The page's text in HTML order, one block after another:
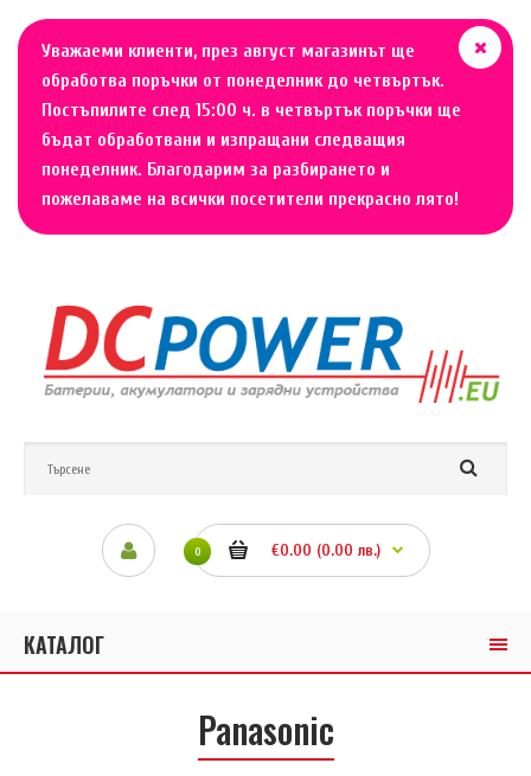
Уважаеми клиенти, през август магазинът ще
обработва поръчки от понеделник до четвъртък.
Постъпилите след 15:00 ч. в четвъртък поръчки ще
бъдат обработвани и изпращани следващия
понеделник. Благодарим за разбирането и
пожелаваме на всички посетители прекрасно лято!
0 €0.00 (0.00 лв.)
КАТАЛОГ
Panasonic